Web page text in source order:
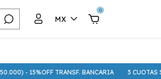
MX
0
TRANSF. BANCARIA 3 CUOTAS S/I (MÍN.